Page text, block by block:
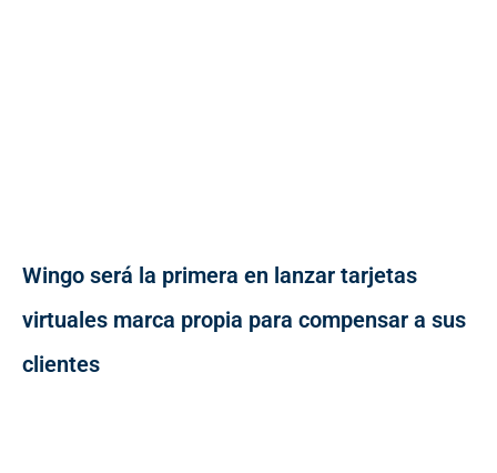
Wingo será la primera en lanzar tarjetas
virtuales marca propia para compensar a sus
clientes